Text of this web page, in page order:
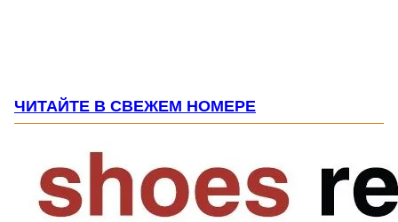
ЧИТАЙТЕ В СВЕЖЕМ НОМЕРЕ